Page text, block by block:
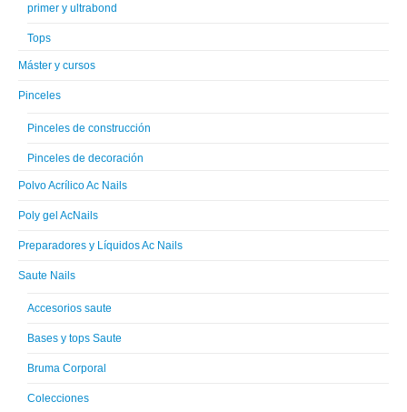
primer y ultrabond
Tops
Máster y cursos
Pinceles
Pinceles de construcción
Pinceles de decoración
Polvo Acrílico Ac Nails
Poly gel AcNails
Preparadores y Líquidos Ac Nails
Saute Nails
Accesorios saute
Bases y tops Saute
Bruma Corporal
Colecciones